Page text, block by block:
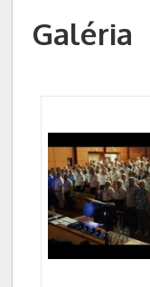
Galéria